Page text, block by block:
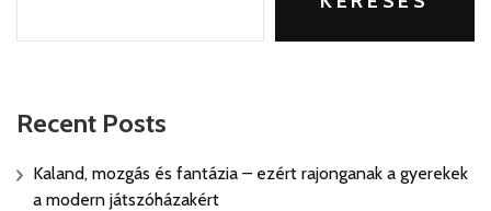
Recent Posts
Kaland, mozgás és fantázia – ezért rajonganak a gyerekek
a modern játszóházakért